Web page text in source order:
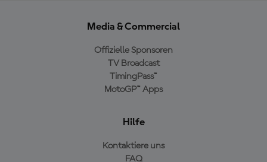
Media & Commercial
Offizielle Sponsoren
TV Broadcast
TimingPass™
MotoGP™ Apps
Hilfe
Kontaktiere uns
FAQ